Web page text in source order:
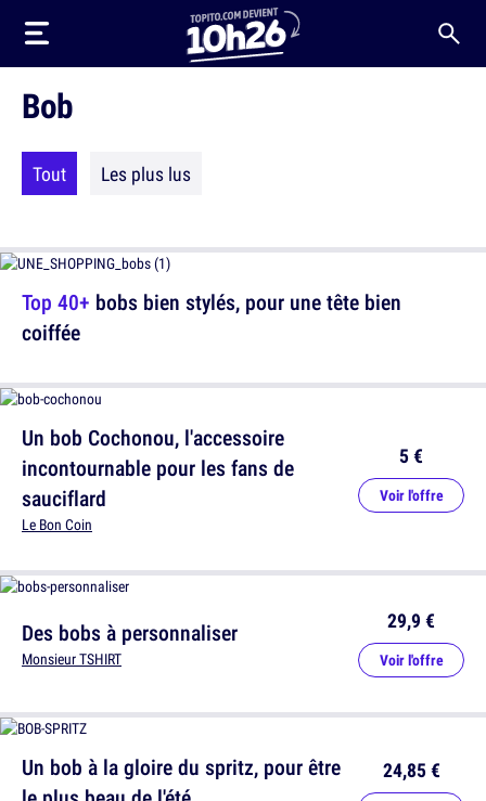
Bob
Tout Les plus lus
Top 40+ bobs bien stylés, pour une tête bien
coiffée
Un bob Cochonou, l'accessoire
incontournable pour les fans de
sauciflard
Le Bon Coin
5 €
Voir l'offre
Des bobs à personnaliser
Monsieur TSHIRT
29,9 €
Voir l'offre
Un bob à la gloire du spritz, pour être
24,85 €